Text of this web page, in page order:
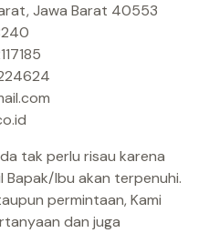
Jawa Barat 40553
tak perlu risau karena
Bapak/Ibu akan terpenuhi.
permintaan, Kami
dan juga